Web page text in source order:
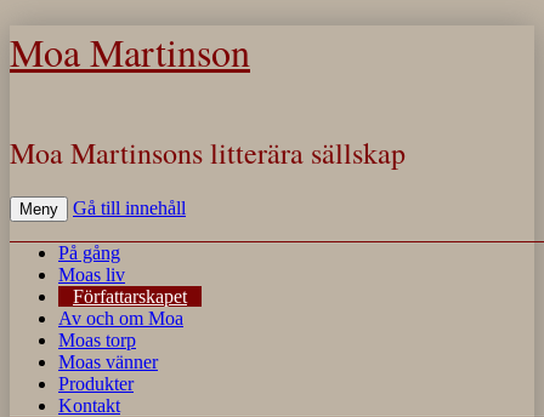
Moa Martinson
Moa Martinsons litterära sällskap
Meny Gå till innehåll
På gång
Moas liv
Författarskapet
Av och om Moa
Moas torp
Moas vänner
Produkter
Kontakt